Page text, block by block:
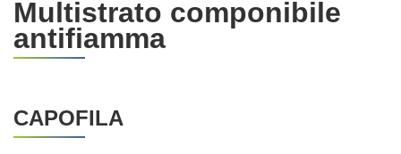
Multistrato componibile
antifiamma
CAPOFILA